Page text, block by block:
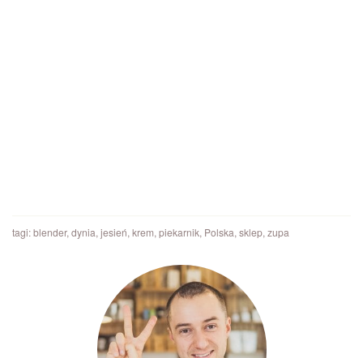
tagi:blender,dynia,jesień,krem,piekarnik, Polska,sklep,zupa